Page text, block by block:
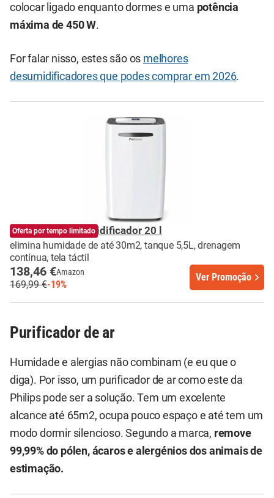
colocar ligado enquanto dormes e uma potência
máxima de 450 W.
For falar nisso, estes são os melhores
desumidificadores que podes comprar em 2026.
Pro Breeze Desumidificador 20 l
elimina humidade de até 30m2, tanque 5,5L, drenagem
contínua, tela táctil
Oferta por tempo limitado
138,46 €Amazon
169,99 €-19%
Ver Promoção
Purificador de ar
Humidade e alergias não combinam (e eu que o
diga). Por isso, um purificador de ar como este da
Philips pode ser a solução. Tem um excelente
alcance até 65m2, ocupa pouco espaço e até tem um
modo dormir silencioso. Segundo a marca, remove
99,99% do pólen, ácaros e alergénios dos animais de
estimação.